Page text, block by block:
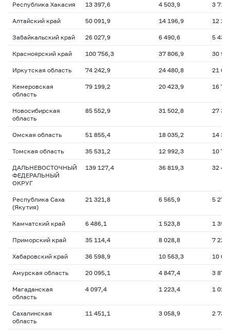
Республика Хакасия 13 397,6 4 503,9 3
Алтайский край 50 091,9 14 196,9 12
Забайкальский край 26 027,9 6 490,6 5
Красноярский край 100 756,3 37 806,9 30
Иркутская область 74 242,9 24 480,8 21
Кемеровская
область
79 199,2 20 423,9 16
Новосибирская
область
85 552,9 31 502,8 27
Омская область 51 855,4 18 035,2 14
Томская область 35 531,2 12 992,3 10
ДАЛЬНЕВОСТОЧНЫЙ
ФЕДЕРАЛЬНЫЙ
ОКРУГ
139 127,4 36 819,3 32
Республика Саха
(Якутия)
21 321,8 6 565,9 5
Камчатский край 6 486,1 1 523,8 1
Приморский край 35 114,4 8 028,8 7
Хабаровский край 36 598,9 10 563,3 10
Амурская область 20 095,1 4 847,4 3
Магаданская
область
4 097,4 1 223,4 1
Сахалинская
область
11 451,1 3 058,9 2